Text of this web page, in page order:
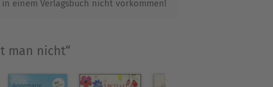
»Danziger Liebesgeschichte«,
»Die Melodie des Glücks«,
einem Verlagsbuch nicht vorkommen!
man nicht“